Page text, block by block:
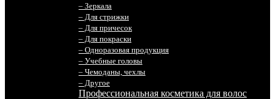
– Зеркала
– Для стрижки
– Для причесок
– Для покраски
– Одноразовая продукция
– Учебные головы
– Чемоданы, чехлы
– Другое
Профессиональная косметика для волос